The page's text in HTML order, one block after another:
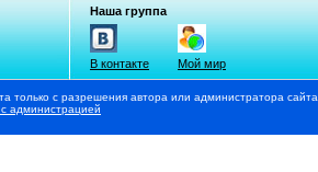
Наша группа
В контакте Мой мир
только с разрешения автора или администратора сайта.
с администрацией